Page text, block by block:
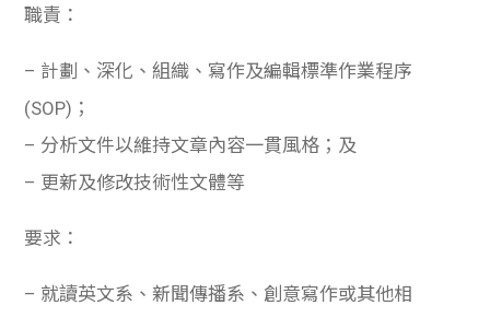
學生
貸款
職責：
– 計劃、深化、組織、寫作及編輯標準作業程序
(SOP)；
– 分析文件以維持文章內容一貫風格；及
– 更新及修改技術性文體等
要求：
– 就讀英文系、新聞傳播系、創意寫作或其他相